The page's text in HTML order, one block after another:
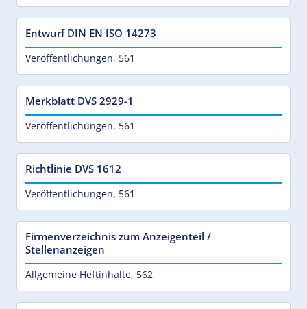
Entwurf DIN EN ISO 14273
Veröffentlichungen, 561
Merkblatt DVS 2929-1
Veröffentlichungen, 561
Richtlinie DVS 1612
Veröffentlichungen, 561
Firmenverzeichnis zum Anzeigenteil /
Stellenanzeigen
Allgemeine Heftinhalte, 562